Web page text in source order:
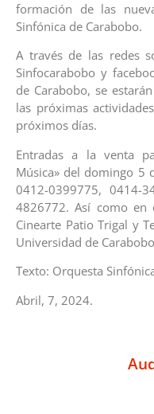
formación de las
Sinfónica de Carabobo.
A través de las redes
Sinfocarabobo y
de Carabobo, se
las próximas
próximos días.
Entradas a la venta
Música» del domingo 5
0412-0399775, 0414-
4826772. Así como en
Cinearte Patio Trigal y
Universidad de
Texto: Orquesta
Abril, 7, 2024.